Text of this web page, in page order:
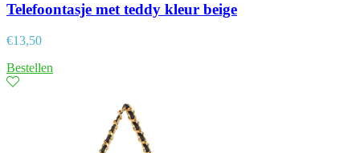
Telefoontasje met teddy kleur beige
€13,50
Bestellen